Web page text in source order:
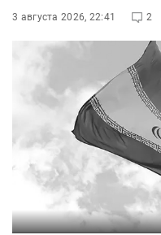
3 августа 2026, 22:41 2